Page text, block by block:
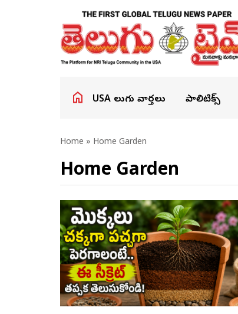
USA తెలుగు వార్తలు పాలిటిక్స్
Home » Home Garden
Home Garden